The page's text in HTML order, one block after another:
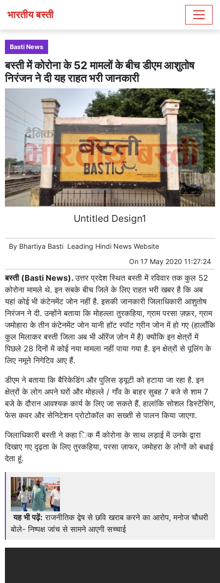
भारतीय बस्ती
Basti News
बस्ती में कोरोना के 52 मामलों के बीच डीएम आशुतोष
निरंजन ने दी यह राहत भरी जानकारी
Untitled Design1
By Bhartiya Basti Leading Hindi News Website
On 17 May 2020 11:27:24
बस्ती (Basti News).उत्तर प्रदेश स्थित बस्ती में रविवार तक कुल 52
कोरोना मामले थे. इन सबके बीच जिले के लिए राहत भरी खबर है कि अब
यहां कोई भी कंटेनमेंट जोन नहीं है. इसकी जानकारी जिलाधिकारी आशुतोष
निरंजन ने दी. उन्होंने बताया कि मोहल्ला तुरकहिया, ग्राम परसा ज़फ़र, ग्राम
जमोहारा के तीन कंटेनमेंट जोन यानी हॉट स्‍पॉट ग्रीन जोन में हो गए (हालाँकि
कुल मिलाकर बस्‍ती जिला अब भी ऑरेंज ज़ोन में है) क्योंकि इन क्षेत्रों में
पिछले 28 दिनों में कोई नया मामला नहीं पाया गया है. इन क्षेत्रों से पूलिंग के
लिए नमूने निगेटिव आए हैं.
डीएम ने बताया कि बैरिकेडिंग और पुलिस ड्यूटी को हटाया जा रहा है. इन
क्षेत्रों के लोग अपने घरों और मोहल्ले / गाँव के बाहर सुबह 7 बजे से शाम 7
बजे के दौरान आवश्यक कार्य के लिए जा सकते हैं. हालांकि सोशल डिस्टेंसिंग,
फेस कवर और सेनिटेशन प्रोटोकॉल का सख्ती से पालन किया जाएगा.
जिलाधिकारी बस्ती ने कहा िक मैं कोरोना के साथ लड़ाई में उनके द्वारा
दिखाए गए दृढ़ता के लिए तुरकहिया, परसा ज़ाफर, जमोहरा के लोगों को बधाई
देता हूं.
यह भी पढ़ें: राजनीतिक द्वेष से छवि खराब करने का आरोप, मनोज चौधरी
बोले- निष्पक्ष जांच से सामने आएगी सच्चाई